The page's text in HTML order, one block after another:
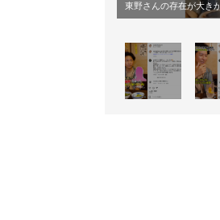
東野さんの存在が大き